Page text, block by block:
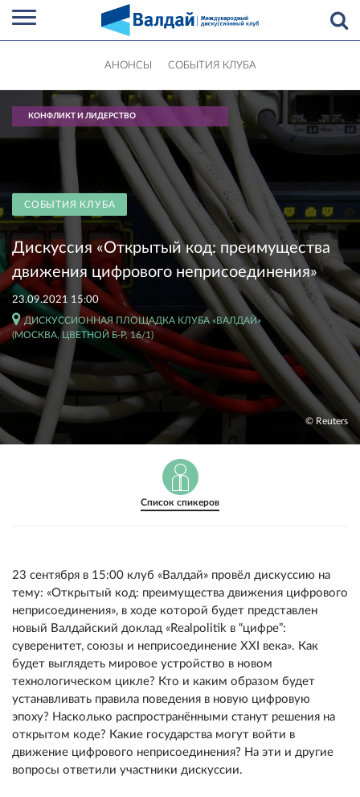
АНОНСЫ СОБЫТИЯ КЛУБА
КОНФЛИКТ И ЛИДЕРСТВО
СОБЫТИЯ КЛУБА
Дискуссия «Открытый код: преимущества
движения цифрового неприсоединения»
23.09.2021 15:00
ДИСКУССИОННАЯ ПЛОЩАДКА КЛУБА «ВАЛДАЙ»
(МОСКВА, ЦВЕТНОЙ Б-Р, 16/1)
© Reuters
Список спикеров
23 сентября в 15:00 клуб «Валдай» провёл дискуссию на
тему: «Открытый код: преимущества движения цифрового
неприсоединения», в ходе которой будет представлен
новый Валдайский доклад «Realpolitik в “цифре”:
суверенитет, союзы и неприсоединение XXI века». Как
будет выглядеть мировое устройство в новом
технологическом цикле? Кто и каким образом будет
устанавливать правила поведения в новую цифровую
эпоху? Насколько распространёнными станут решения на
открытом коде? Какие государства могут войти в
движение цифрового неприсоединения? На эти и другие
вопросы ответили участники дискуссии.